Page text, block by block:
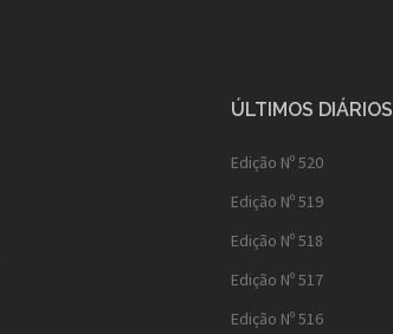
ÚLTIMOS DIÁRIOS
Edição Nº 520
Edição Nº 519
Edição Nº 518
Edição Nº 517
Edição Nº 516